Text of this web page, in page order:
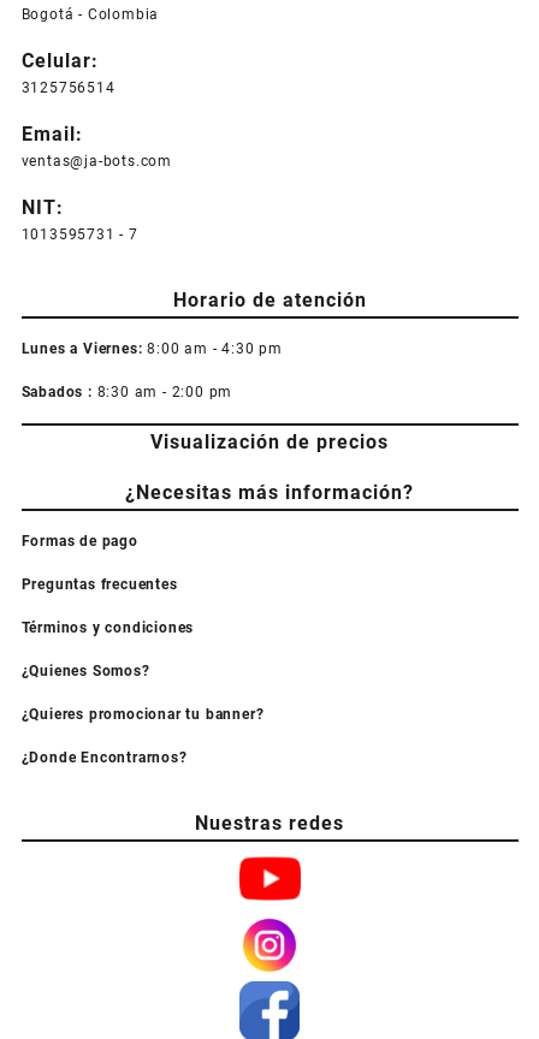
Bogotá - Colombia
Celular:
3125756514
Email:
ventas@ja-bots.com
NIT:
1013595731 - 7
Horario de atención
Lunes a Viernes: 8:00 am - 4:30 pm
Sabados : 8:30 am - 2:00 pm
Visualización de precios
¿Necesitas más información?
Formas de pago
Preguntas frecuentes
Términos y condiciones
¿Quienes Somos?
¿Quieres promocionar tu banner?
¿Donde Encontrarnos?
Nuestras redes